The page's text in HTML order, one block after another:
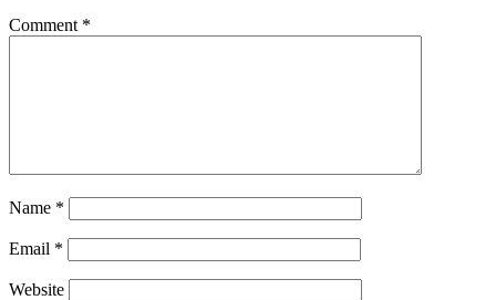
Comment *
Name *
Email *
Website